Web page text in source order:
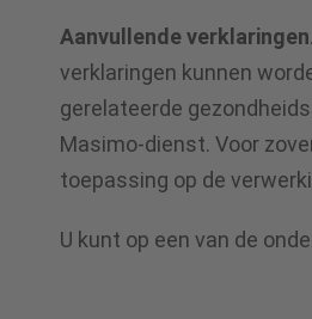
Aanvullende verklaringen
verklaringen kunnen
gerelateerde
Masimo-dienst. Voor
toepassing op de
U kunt op een van de